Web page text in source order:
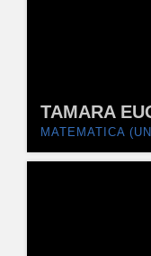
TAMARA
MATEMATICA